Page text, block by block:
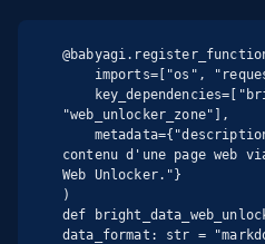
"web_unlocker_zone"],
contenu d'une page web
Web Unlocker."}
)
def
data_format: str =